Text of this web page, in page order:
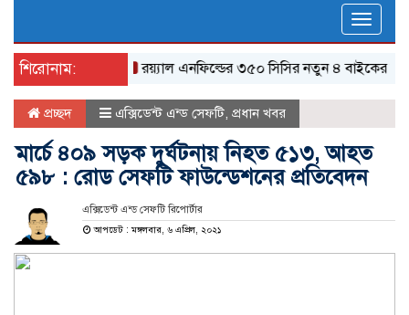
Toggle
শিরোনাম:
র‌য়্যাল এনফিল্ডের ৩৫০ সিসির নতুন ৪ বাইকের যত
প্রচ্ছদ এক্সিডেন্ট এন্ড সেফটি, প্রধান খবর
মার্চে ৪০৯ সড়ক দুর্ঘটনায় নিহত ৫১৩, আহত
৫৯৮ : রোড সেফটি ফাউন্ডেশনের প্রতিবেদন
এক্সিডেন্ট এন্ড সেফটি রিপোর্টার
আপডেট : মঙ্গলবার, ৬ এপ্রিল, ২০২১